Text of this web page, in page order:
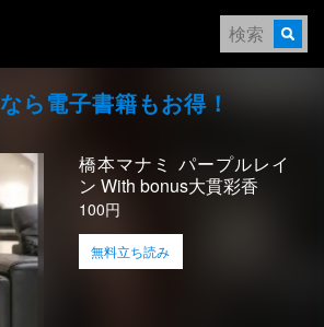
なら電⼦書籍もお得！
橋本マナミ パープルレイ
ン With bonus大貫彩香
100円
無料立ち読み